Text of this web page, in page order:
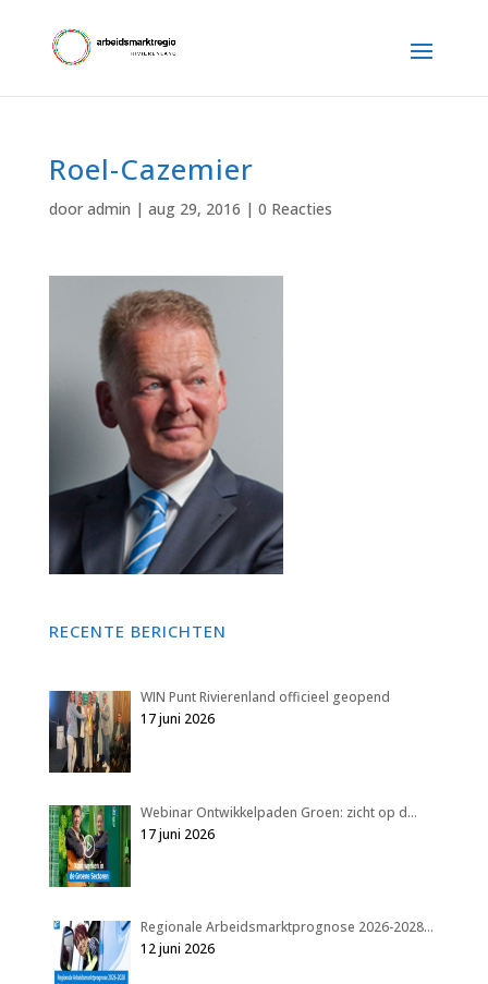
Roel-Cazemier
door admin | aug 29, 2016 | 0 Reacties
RECENTE BERICHTEN
WIN Punt Rivierenland officieel geopend
17 juni 2026
Webinar Ontwikkelpaden Groen: zicht op d…
17 juni 2026
Regionale Arbeidsmarktprognose 2026-2028…
12 juni 2026